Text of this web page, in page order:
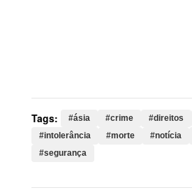
Tags: #ásia #crime #direitos
#intolerância
#morte #notícia
#segurança